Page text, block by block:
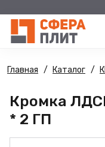
Главная Каталог
Кромка
* 2 ГП